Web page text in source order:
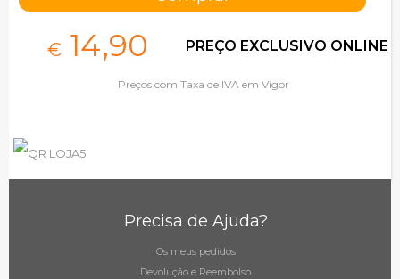
€ 14,90 PREÇO EXCLUSIVO ONLINE
Preços com Taxa de IVA em Vigor
Precisa de Ajuda?
Os meus pedidos
Devolução e Reembolso